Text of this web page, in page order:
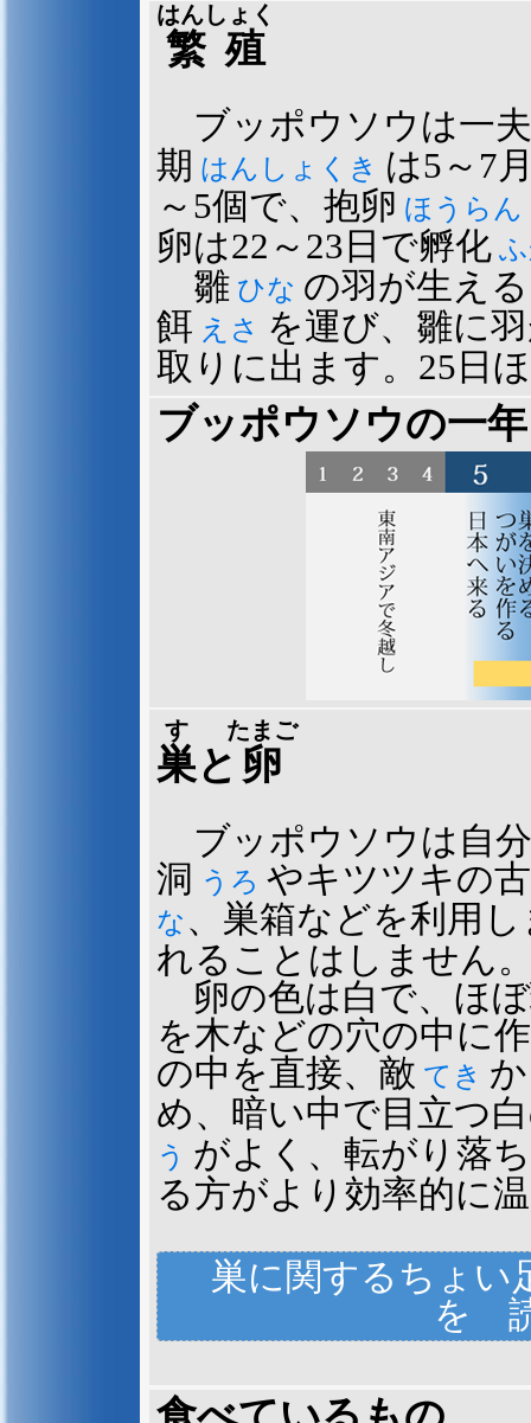
繁殖
はんしょく
ブッポウソウは一
期 はんしょくき は5～7
～5個で、抱卵 ほうらん
卵は22～23日で孵化
雛 ひな の羽が生え
餌 えさ を運び、雛に
取りに出ます。25日
ブッポウソウの一年
巣
す
と 卵
たまご
ブッポウソウは自
洞 うろ やキツツキの
な 、巣箱などを利用
れることはしません
卵の色は白で、ほ
を木などの穴の中に
の中を直接、敵 てき
め、暗い中で目立つ
う がよく、転がり落
る方がより効率的に
巣に関するちょ
を
研究者のため
巣が…汚い！